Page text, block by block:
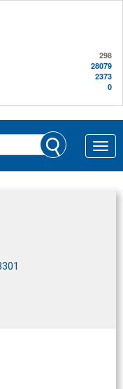
298
28079
2373
0
Toggle